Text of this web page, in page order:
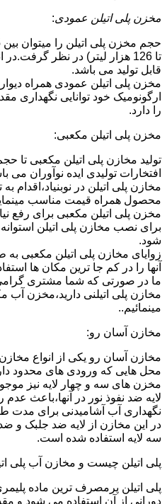
مخزن پلی اتیلن عمودی:
تا 126 هزار لیتر) در نظر
قابل تولید می باشد.
مخزن پلی اتیلن عمودی همراه
ارگونومیک خود توانایی نگهداری
را دارد.
مخزن پلی اتیلن مکعبی:
افتخارات تولیدی ایده نوآوران می
مخازن پلی اتیلن در نوبنیاد،اقدام
محصول همراه قیمت مناسب
مخزن پلی اتیلن مکعبی برای رفع
برای نصب مخازن پلی اتیلن
شود.
زوایای مخازن پلی اتیلن مکعبی به
آنها را در کم جا ترین مکان ها
ما در صورتی که شما مشتری
مخازن پلی اتیلنی دارید،مخزن آب
مینمائیم..
مخازن آسان رو:
مخازن آسان رو یکی از انواع
محل هایی که ورودی های محدود
مخزن های سه و چهار لایه نیز
لایه ضد نفوذ نور در آنها،باعث
نگهداری آب آشامیدنی برای مدت
در این مخازن از لایه ضد جلبک و
سه لایه استفاده شده است.
پلی اتیلن چیست و مخازن آب پلی
پلی اتیلن پرمصرف ترین ماده